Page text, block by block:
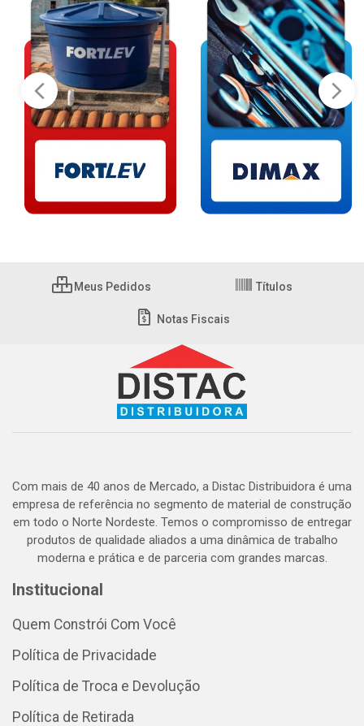
Meus Pedidos Títulos
Notas Fiscais
Com mais de 40 anos de Mercado, a Distac Distribuidora é uma
empresa de referência no segmento de material de construção
em todo o Norte Nordeste. Temos o compromisso de entregar
produtos de qualidade aliados a uma dinâmica de trabalho
moderna e prática e de parceria com grandes marcas.
Institucional
Quem Constrói Com Você
Política de Privacidade
Política de Troca e Devolução
Política de Retirada